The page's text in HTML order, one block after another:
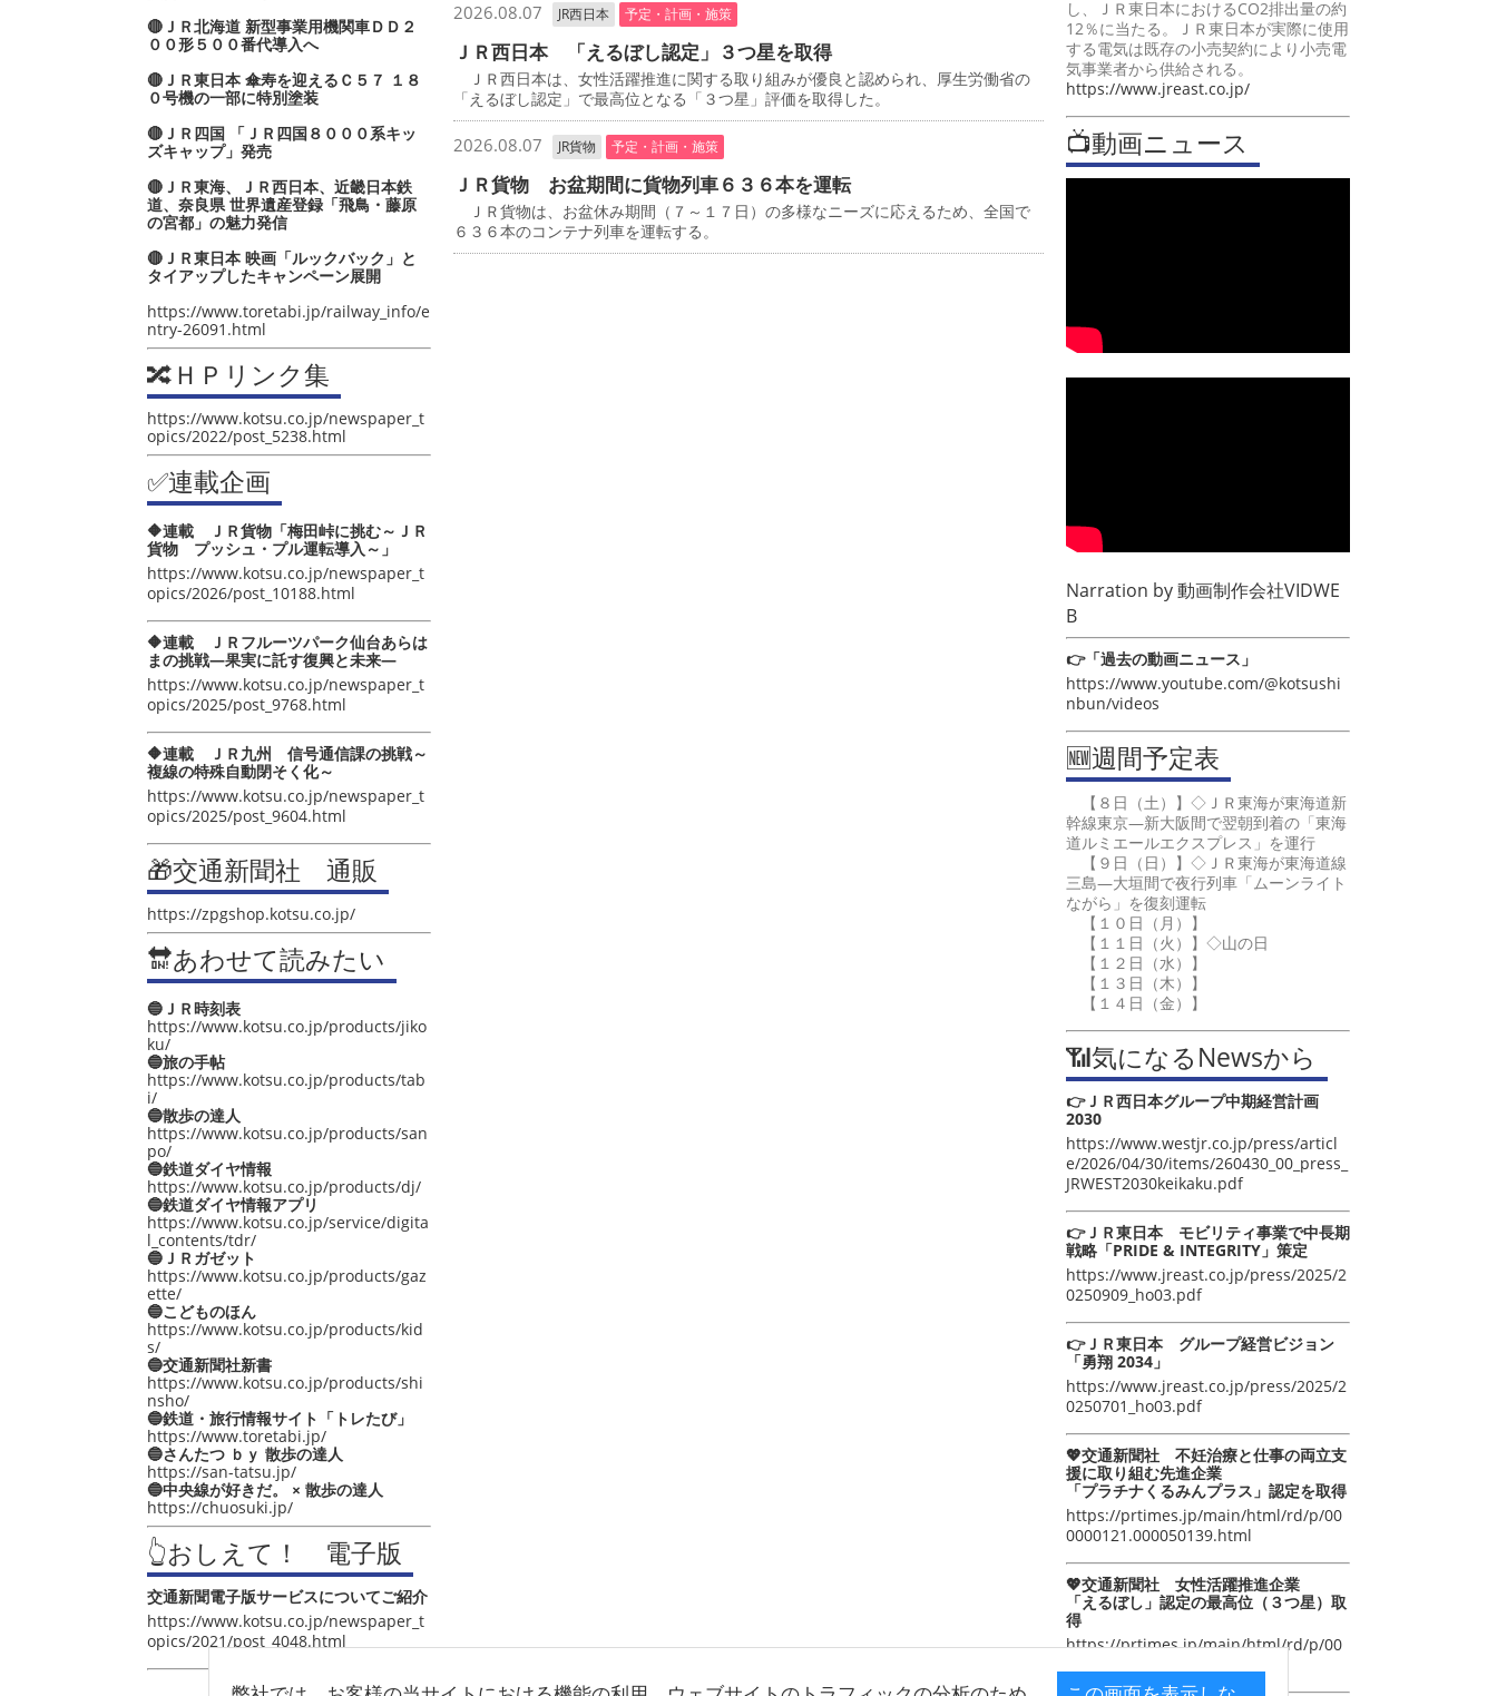
🔴ＪＲ北海道 新型事業用機関車ＤＤ２
００形５００番代導入へ
🔴ＪＲ東日本 傘寿を迎えるＣ５７ １８
０号機の一部に特別塗装
🔴ＪＲ四国 「ＪＲ四国８０００系キッ
ズキャップ」発売
🔴ＪＲ東海、ＪＲ西日本、近畿日本鉄
道、奈良県 世界遺産登録「飛鳥・藤原
の宮都」の魅力発信
🔴ＪＲ東日本 映画「ルックバック」と
タイアップしたキャンペーン展開
https://www.toretabi.jp/railway_info/e
ntry-26091.html
🔀ＨＰリンク集
https://www.kotsu.co.jp/newspaper_t
opics/2022/post_5238.html
✅連載企画
🔶連載 ＪＲ貨物「梅田峠に挑む～ＪＲ
貨物 プッシュ・プル運転導入～」
https://www.kotsu.co.jp/newspaper_t
opics/2026/post_10188.html
🔶連載 ＪＲフルーツパーク仙台あらは
まの挑戦―果実に託す復興と未来―
https://www.kotsu.co.jp/newspaper_t
opics/2025/post_9768.html
🔶連載 ＪＲ九州 信号通信課の挑戦～
複線の特殊自動閉そく化～
https://www.kotsu.co.jp/newspaper_t
opics/2025/post_9604.html
🎁交通新聞社 通販
https://zpgshop.kotsu.co.jp/
🔛あわせて読みたい
🔵ＪＲ時刻表
https://www.kotsu.co.jp/products/jiko
ku/
🔵旅の手帖
https://www.kotsu.co.jp/products/tab
i/
🔵散歩の達人
https://www.kotsu.co.jp/products/san
po/
🔵鉄道ダイヤ情報
https://www.kotsu.co.jp/products/dj/
🔵鉄道ダイヤ情報アプリ
https://www.kotsu.co.jp/service/digita
l_contents/tdr/
🔵ＪＲガゼット
https://www.kotsu.co.jp/products/gaz
ette/
🔵こどものほん
https://www.kotsu.co.jp/products/kid
s/
🔵交通新聞社新書
https://www.kotsu.co.jp/products/shi
nsho/
🔵鉄道・旅行情報サイト「トレたび」
https://www.toretabi.jp/
🔵さんたつ ｂｙ 散歩の達人
https://san-tatsu.jp/
🔵中央線が好きだ。 × 散歩の達人
https://chuosuki.jp/
👆おしえて！ 電子版
交通新聞電子版サービスについてご紹介
https://www.kotsu.co.jp/newspaper_t
opics/2021/post_4048.html
2026.08.07 JR西日本 予定・計画・施策
ＪＲ西日本 「えるぼし認定」３つ星を取得
ＪＲ西日本は、女性活躍推進に関する取り組みが優良と認められ、厚生労働省の
「えるぼし認定」で最高位となる「３つ星」評価を取得した。
2026.08.07 JR貨物 予定・計画・施策
ＪＲ貨物 お盆期間に貨物列車６３６本を運転
ＪＲ貨物は、お盆休み期間（７～１７日）の多様なニーズに応えるため、全国で
６３６本のコンテナ列車を運転する。
し、ＪＲ東日本におけるCO2排出量の約
12％に当たる。ＪＲ東日本が実際に使用
する電気は既存の小売契約により小売電
気事業者から供給される。
https://www.jreast.co.jp/
📺動画ニュース
Narration by動画制作会社VIDWE
B
👉「過去の動画ニュース」
https://www.youtube.com/@kotsushi
nbun/videos
🆕週間予定表
【８日（土）】◇ＪＲ東海が東海道新
幹線東京―新大阪間で翌朝到着の「東海
道ルミエールエクスプレス」を運行
【９日（日）】◇ＪＲ東海が東海道線
三島―大垣間で夜行列車「ムーンライト
ながら」を復刻運転
【１０日（月）】
【１１日（火）】◇山の日
【１２日（水）】
【１３日（木）】
【１４日（金）】
📶気になるNewsから
👉ＪＲ西日本グループ中期経営計画
2030
https://www.westjr.co.jp/press/articl
e/2026/04/30/items/260430_00_press_
JRWEST2030keikaku.pdf
👉ＪＲ東日本 モビリティ事業で中長期
戦略「PRIDE & INTEGRITY」策定
https://www.jreast.co.jp/press/2025/2
0250909_ho03.pdf
👉ＪＲ東日本 グループ経営ビジョン
「勇翔 2034」
https://www.jreast.co.jp/press/2025/2
0250701_ho03.pdf
💖交通新聞社 不妊治療と仕事の両立支
援に取り組む先進企業
「プラチナくるみんプラス」認定を取得
https://prtimes.jp/main/html/rd/p/00
0000121.000050139.html
💖交通新聞社 女性活躍推進企業
「えるぼし」認定の最高位（３つ星）取
得
https://prtimes.jp/main/html/rd/p/00